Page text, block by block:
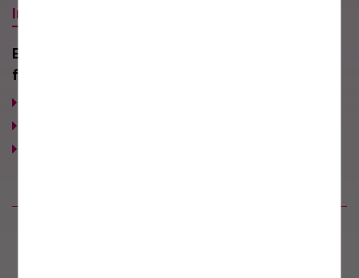
Informations
En plus de ce Kit d'apprentissage (car non
fourni), il vous faudra :